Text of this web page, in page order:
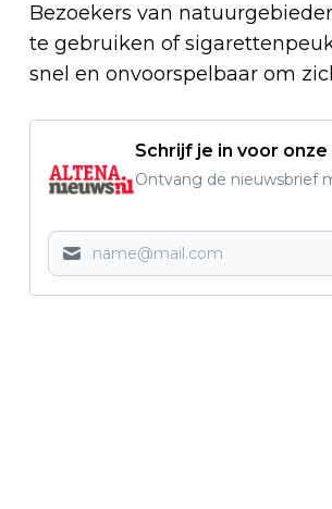
Bezoekers van
te gebruiken of
snel en onvoorspelbaar om
Schrijf je in voor
Ontvang de nieuwsbrief